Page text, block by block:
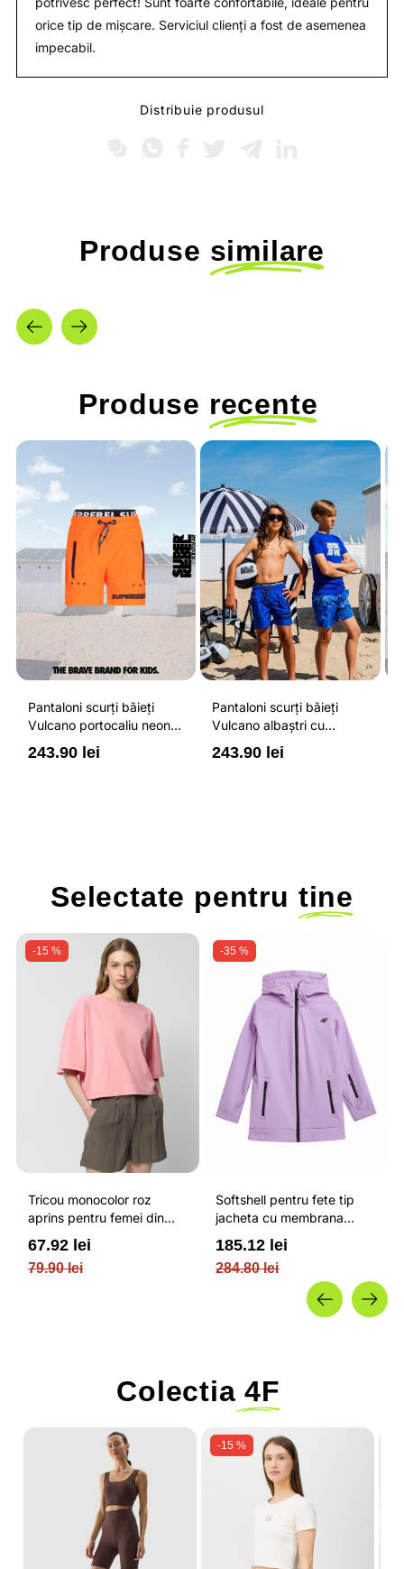
orice tip de mișcare. Serviciul clienți a fost de asemenea
impecabil.
Distribuie produsul
Produse similare
Produse recente
Pantaloni scurți băieți
Vulcano portocaliu neon
cu buzunare cu fermoar,
impermeabili și talie
243.90 lei
Pantaloni scurți băieți
Vulcano albaștri cu
buzunare cu fermoar,
impermeabili și talie
243.90 lei
Selectate pentru tine
-15 %
Tricou monocolor roz
aprins pentru femei din
bumbac si cu croiala boxy
OUTHORN
79.90 lei
67.92 lei
-35 %
Softshell pentru fete tip
jacheta cu membrana
impermeabila NEODRY 5
000 si permis de schi roz /
4F JUNIOR
284.80 lei
185.12 lei
Colectia 4F
-15 %